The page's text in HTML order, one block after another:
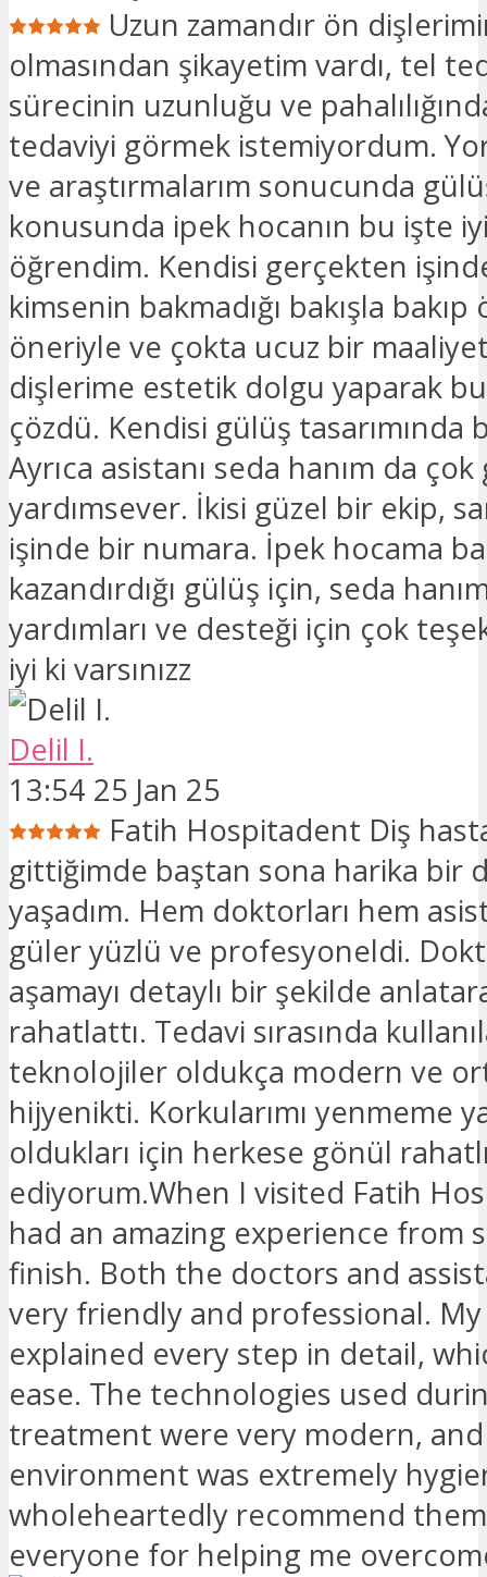
Uzun zamandır ön
olmasından şikayetim vardı, tel
sürecinin uzunluğu ve
tedaviyi görmek istemiyordum.
ve araştırmalarım sonucunda
konusunda ipek hocanın bu işte
öğrendim. Kendisi gerçekten
kimsenin bakmadığı bakışla
öneriyle ve çokta ucuz bir
dişlerime estetik dolgu yaparak
çözdü. Kendisi gülüş tasarımında
Ayrıca asistanı seda hanım da
yardımsever. İkisi güzel bir ekip,
işinde bir numara. İpek hocama
kazandırdığı gülüş için, seda
yardımları ve desteği için çok
iyi ki varsınızz
Delil I.
13:54 25 Jan 25
Fatih Hospitadent Diş
gittiğimde baştan sona harika bir
yaşadım. Hem doktorları hem
güler yüzlü ve profesyoneldi.
aşamayı detaylı bir şekilde
rahatlattı. Tedavi sırasında
teknolojiler oldukça modern ve
hijyenikti. Korkularımı yenmeme
oldukları için herkese gönül
ediyorum.When I visited Fatih
had an amazing experience from
finish. Both the doctors and
very friendly and professional.
explained every step in detail,
ease. The technologies used
treatment were very modern,
environment was extremely
wholeheartedly recommend
everyone for helping me